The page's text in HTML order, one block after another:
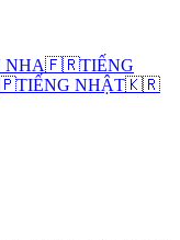
NHA🇫🇷TIẾNG
TIẾNG NHẬT🇰🇷